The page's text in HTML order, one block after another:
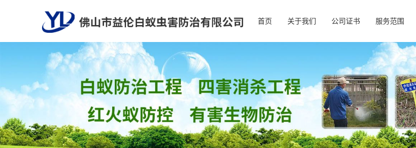
首页 关于我们 公司证书 服务范围